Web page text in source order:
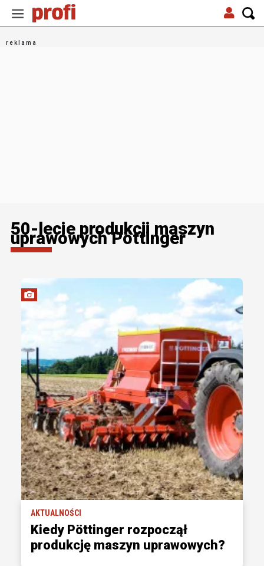
50-lecie produkcji maszyn
uprawowych Pöttinger
AKTUALNOŚCI
Kiedy Pöttinger rozpoczął
produkcję maszyn uprawowych?